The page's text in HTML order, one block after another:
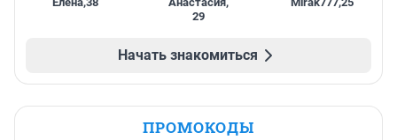
29
Начать знакомиться
ПРОМОКОДЫ